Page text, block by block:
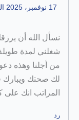
17 نوفمبر، 2025 الساعة 12:04 مساءً
نسأل الله أن
شغلني لمدة
من أجلنا وهذه
لك صحتك ويبارك
المراتب انك
رد